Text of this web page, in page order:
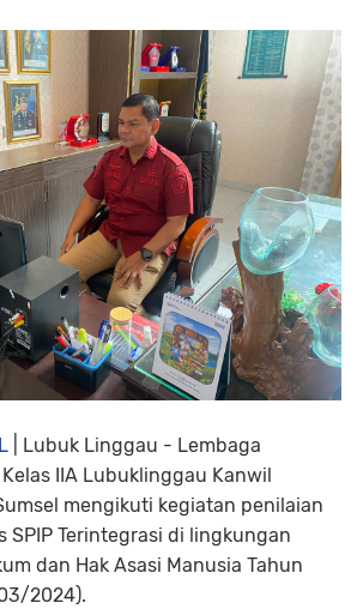
| Lubuk Linggau - Lembaga
IIA Lubuklinggau Kanwil
mengikuti kegiatan penilaian
SPIP Terintegrasi di lingkungan
dan Hak Asasi Manusia Tahun
2024).